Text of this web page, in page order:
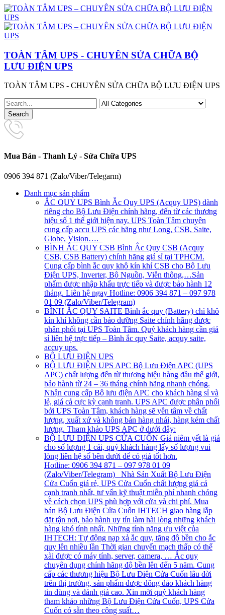
TOÀN TÂM UPS - CHUYÊN SỬA CHỮA BỘ
LƯU ĐIỆN UPS
TOÀN TÂM UPS - CHUYÊN SỬA CHỮA BỘ LƯU ĐIỆN UPS
Mua Bán - Thanh Lý - Sửa Chữa UPS
0906 394 871 (Zalo/Viber/Telegarm)
Danh mục sản phẩm
ẮC QUY UPS Bình Ắc Quy UPS (Acquy UPS) dành
riêng cho Bộ Lưu Điện chính hãng, đến từ các thương
hiệu số 1 thế giới hiện nay. UPS Toàn Tâm chuyên
cung cấp accu UPS các hãng như Long, CSB, Saite,
Globe, Vision….
BÌNH ẮC QUY CSB Bình Ắc Quy CSB (Acquy
CSB, CSB Battery) chính hãng giá sỉ tại TPHCM.
Cung cấp bình ắc quy khô kín khí CSB cho Bộ Lưu
Điện UPS, Inverter, Bộ Nguồn, Viễn thông,…Sản
phẩm được nhập khẩu trực tiếp và được bảo hành 12
tháng. Liên hệ ngay Hotline: 0906 394 871 – 097 978
01 09 (Zalo/Viber/Telegram)
BÌNH ẮC QUY SAITE Bình ắc quy (Battery) chì khô
kín khí không cần bảo dưỡng Saite chính hãng được
phân phối tại UPS Toàn Tâm. Quý khách hàng cần giá
sỉ liên hệ trực tiếp – Bình ắc quy Saite, acquy saite,
accuy ups.
BỘ LƯU ĐIỆN UPS
BỘ LƯU ĐIỆN UPS APC Bộ Lưu Điện APC (UPS
APC) chất lượng đến từ thương hiệu hàng đầu thế giới,
bảo hành từ 24 – 36 tháng chính hãng nhanh chóng.
Nhận cung cấp Bộ lưu điện APC cho khách hàng sỉ và
lẻ, giá cả cực kỳ cạnh tranh. UPS APC được phân phối
bởi UPS Toàn Tâm, khách hàng sẽ yên tâm về chất
lượng, xuất xứ và không bán hàng nhái, hàng kém chất
lượng. Tham khảo UPS APC ở dưới đây:
BỘ LƯU ĐIỆN UPS CỬA CUỐN Giá niêm yết là giá
cho số lượng 1 cái, quý khách hàng lấy số lượng vui
lòng liên hệ số bên dưới để có giá tốt hơn.
Hotline: 0906 394 871 – 097 978 01 09
(Zalo/Viber/Telegram) Nhà Sản Xuất Bộ Lưu Điện
Cửa Cuốn giá rẻ, UPS Cửa Cuốn chất lượng giá cả
cạnh tranh nhất, tư vấn kỹ thuật miễn phí nhanh chóng
về cách chọn UPS phù hợp với cửa và chi phí. Mua
bán Bộ Lưu Điện Cửa Cuốn IHTECH giao hàng lắp
đặt tận nơi, bảo hành uy tín làm hài lòng những khách
hàng khó tính nhất. Những tính năng ưu việt của
IHTECH: Tự động nạp xả ắc quy, tăng độ bền cho ắc
quy lên nhiều lần Thời gian chuyển mạch thấp có thể
xài được có máy tính, server, camera, … Ắc quy
chuyên dụng chính hãng độ bền lên đến 5 năm. Cung
cấp các thương hiệu Bộ Lưu Điện Cửa Cuốn lâu đời
trên thị trường, sản phẩm được đông đảo khách hàng
tin dùng và đánh giá cao. Xin mời quý khách hàng
tham khảo những Bộ Lưu Điện Cửa Cuốn, UPS Cửa
Cuốn có sẵn theo công suất…